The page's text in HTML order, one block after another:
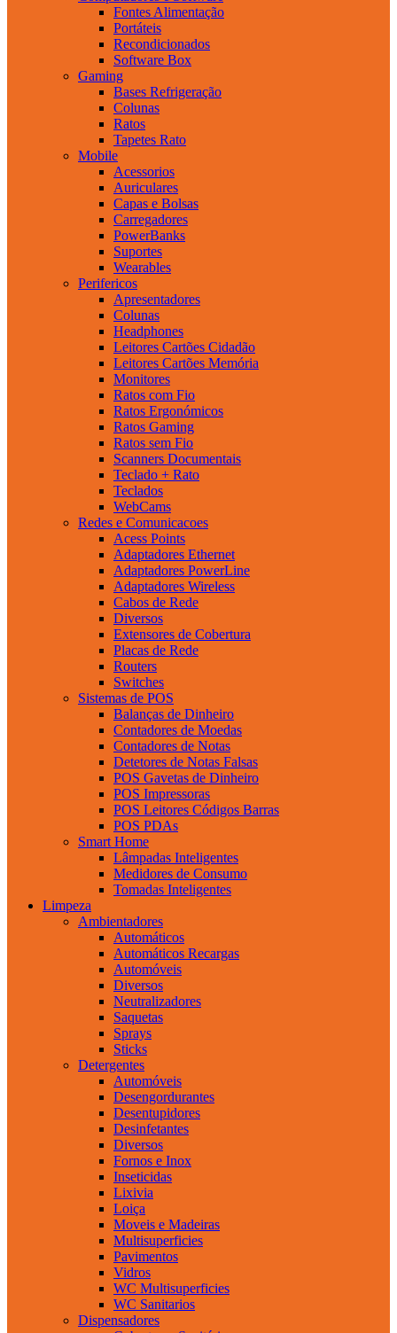
Fontes Alimentação
Portáteis
Recondicionados
Software Box
Gaming
Bases Refrigeração
Colunas
Ratos
Tapetes Rato
Mobile
Acessorios
Auriculares
Capas e Bolsas
Carregadores
PowerBanks
Suportes
Wearables
Perifericos
Apresentadores
Colunas
Headphones
Leitores Cartões Cidadão
Leitores Cartões Memória
Monitores
Ratos com Fio
Ratos Ergonómicos
Ratos Gaming
Ratos sem Fio
Scanners Documentais
Teclado + Rato
Teclados
WebCams
Redes e Comunicacoes
Acess Points
Adaptadores Ethernet
Adaptadores PowerLine
Adaptadores Wireless
Cabos de Rede
Diversos
Extensores de Cobertura
Placas de Rede
Routers
Switches
Sistemas de POS
Balanças de Dinheiro
Contadores de Moedas
Contadores de Notas
Detetores de Notas Falsas
POS Gavetas de Dinheiro
POS Impressoras
POS Leitores Códigos Barras
POS PDAs
Smart Home
Lâmpadas Inteligentes
Medidores de Consumo
Tomadas Inteligentes
Limpeza
Ambientadores
Automáticos
Automáticos Recargas
Automóveis
Diversos
Neutralizadores
Saquetas
Sprays
Sticks
Detergentes
Automóveis
Desengordurantes
Desentupidores
Desinfetantes
Diversos
Fornos e Inox
Inseticidas
Lixivia
Loiça
Moveis e Madeiras
Multisuperficies
Pavimentos
Vidros
WC Multisuperficies
WC Sanitarios
Dispensadores